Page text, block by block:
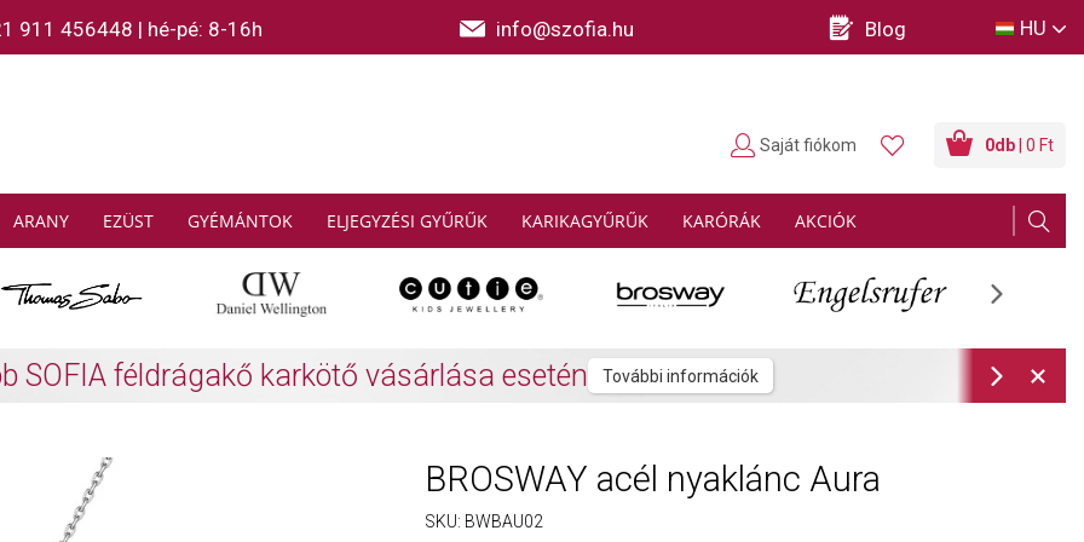
911 456448 | hé-pé: 8-16h info@szofia.hu Blog HU
ARANY EZÜST GYÉMÁNTOK ELJEGYZÉSI GYŰRŰK KARIKAGYŰRŰK KARÓRÁK AKCIÓK
0db | 0 Ft
Saját fiókom
SABO: Gyűjtsön és spóroljon További információk
BROSWAY acél nyaklánc Aura
SKU: BWBAU02